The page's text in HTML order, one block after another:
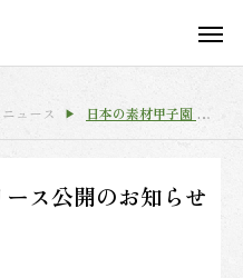
ニュース 日本の素材甲子園 リリース公開のお知らせ
ス公開のお知らせ